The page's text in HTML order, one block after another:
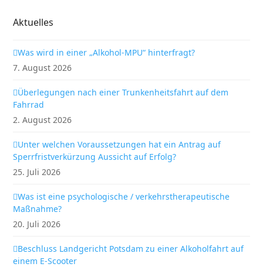
Aktuelles
Was wird in einer „Alkohol-MPU“ hinterfragt?
7. August 2026
Überlegungen nach einer Trunkenheitsfahrt auf dem
Fahrrad
2. August 2026
Unter welchen Voraussetzungen hat ein Antrag auf
Sperrfristverkürzung Aussicht auf Erfolg?
25. Juli 2026
Was ist eine psychologische / verkehrstherapeutische
Maßnahme?
20. Juli 2026
Beschluss Landgericht Potsdam zu einer Alkoholfahrt auf
einem E-Scooter